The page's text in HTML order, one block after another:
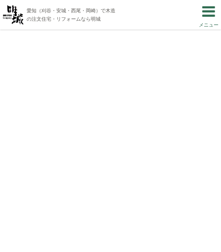
愛知（刈谷・安城・西尾・岡崎）で木造
の注文住宅・リフォームなら明城
メニュー